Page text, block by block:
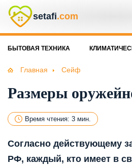
setafi.com
БЫТОВАЯ ТЕХНИКА
Главная Сейф
Размеры
Время чтения: 3 мин.
Согласно действующему
РФ, каждый, кто имеет в